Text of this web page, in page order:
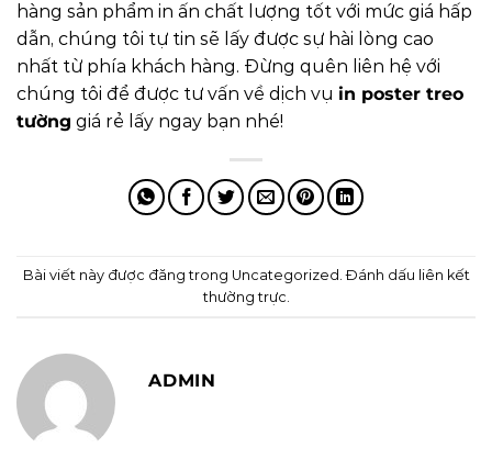
hàng sản phẩm in ấn chất lượng tốt với mức giá hấp
dẫn, chúng tôi tự tin sẽ lấy được sự hài lòng cao
nhất từ phía khách hàng. Đừng quên liên hệ với
chúng tôi để được tư vấn về dịch vụ in poster treo
tường giá rẻ lấy ngay bạn nhé!
Bài viết này được đăng trong Uncategorized . Đánh dấu liên kết
thường trực
ADMIN